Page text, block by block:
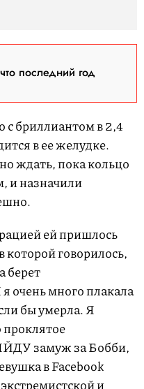
последний год
с бриллиантом в 2,4
в ее желудке.
ждать, пока кольцо
и назначили
ей пришлось
которой говорилось,
берет
я очень много плакала
бы умерла. Я
проклятое
замуж за Бобби,
в Facebook
и